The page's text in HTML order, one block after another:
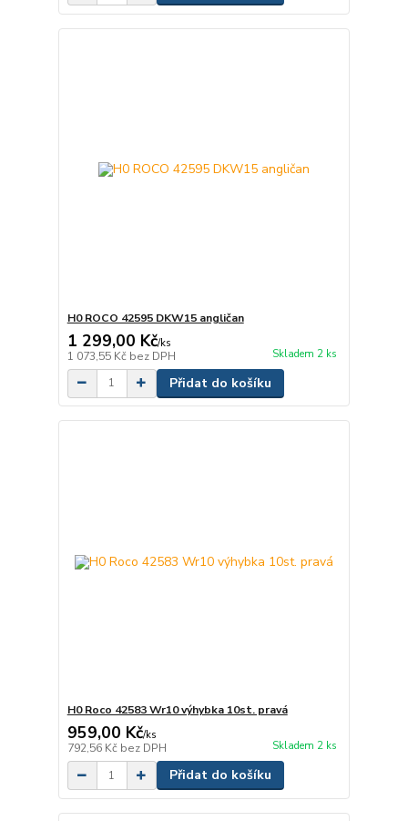
H0 ROCO 42595 DKW15 angličan
1 299,00 Kč/ks
1 073,55 Kč bez DPH Skladem 2 ks
Přidat do košíku
H0 Roco 42583 Wr10 výhybka 10st. pravá
959,00 Kč/ks
792,56 Kč bez DPH Skladem 2 ks
Přidat do košíku